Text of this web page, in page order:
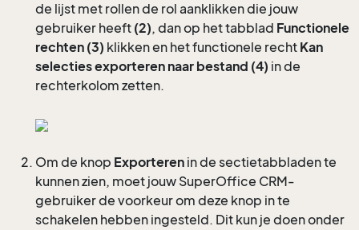
de lijst met rollen de rol aanklikken die jouw
gebruiker heeft (2), dan op het tabblad Functionele
rechten (3) klikken en het functionele recht Kan
selecties exporteren naar bestand (4) in de
rechterkolom zetten.
Om de knop Exporteren in de sectietabbladen te
kunnen zien, moet jouw SuperOffice CRM-
gebruiker de voorkeur om deze knop in te
schakelen hebben ingesteld. Dit kun je doen onder